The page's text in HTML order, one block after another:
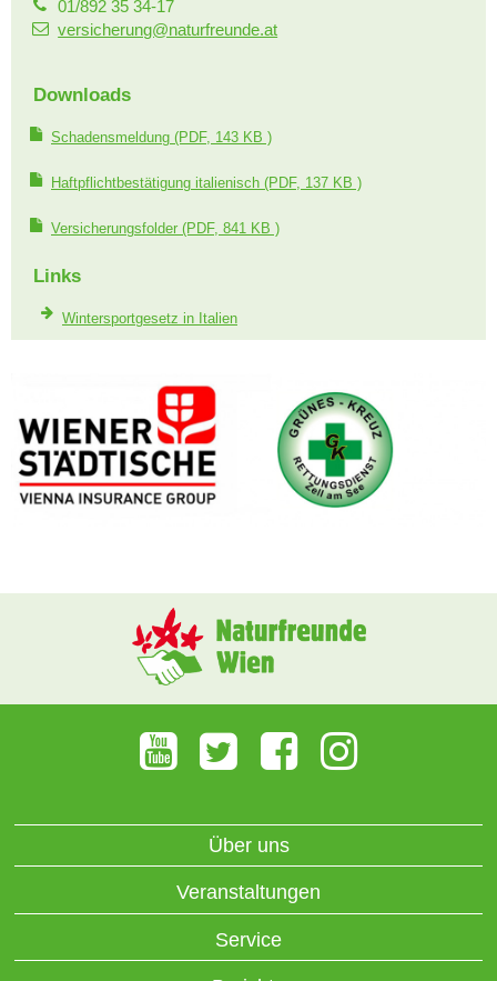
01/892 35 34-17
versicherung@naturfreunde.at
Downloads
Schadensmeldung (PDF, 143 KB )
Haftpflichtbestätigung italienisch (PDF, 137 KB )
Versicherungsfolder (PDF, 841 KB )
Links
Wintersportgesetz in Italien
Über uns
Veranstaltungen
Service